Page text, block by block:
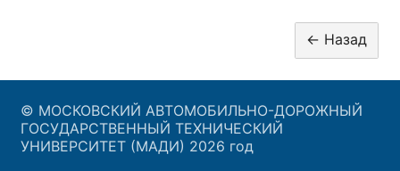
© МОСКОВСКИЙ АВТОМОБИЛЬНО-ДОРОЖНЫЙ
ГОСУДАРСТВЕННЫЙ ТЕХНИЧЕСКИЙ
УНИВЕРСИТЕТ (МАДИ) 2026 год